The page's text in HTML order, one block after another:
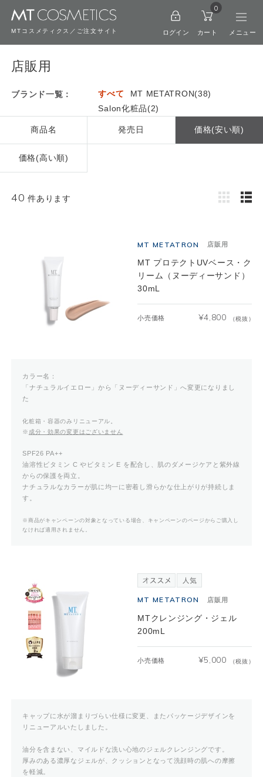
MTコスメティクス／ご注文サイト ログイン カート
0
店販用
ブランド一覧： すべて
MT METATRON(38)
Salon化粧品(2)
商品名 発売日 価格(安い順)
価格(高い順)
40 件あります
MT METATRON 店販用
MT プロテクトUVベース・ク
リーム（ヌーディーサンド）
30mL
小売価格 ¥4,800 （税抜）
カラー名：
「ナチュラルイエロー」から「ヌーディーサンド」へ変更になりまし
た
化粧箱・容器のみリニューアル。
※ 成分・効果の変更はございません
SPF26 PA++
油溶性ビタミン C やビタミン E を配合し、肌のダメージケアと紫外線
からの保護を両立。
ナチュラルなカラーが肌に均一に密着し滑らかな仕上がりが持続しま
す。
※商品がキャンペーンの対象となっている場合、キャンペーンのページからご購入し
なければ適用されません。
MT METATRON 店販用
MTクレンジング・ジェル
200mL
小売価格 ¥5,000 （税抜）
キャップに水が溜まりづらい仕様に変更、またパッケージデザインを
リニューアルいたしました。
油分を含まない、マイルドな洗い心地のジェルクレンジングです。
厚みのある濃厚なジェルが、クッションとなって洗顔時の肌への摩擦
を軽減。